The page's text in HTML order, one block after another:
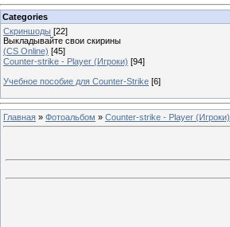
Categories
Скриншоды [22]
Выкладывайте свои скирины
(CS Online) [45]
Counter-strike - Player (Игроки) [94]
Учебное пособие для Counter-Strike [6]
Главная » Фотоальбом » Counter-strike - Player (Игроки)